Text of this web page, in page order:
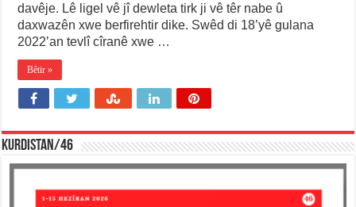
davêje. Lê ligel vê jî dewleta tirk ji vê têr nabe û
daxwazên xwe berfirehtir dike. Swêd di 18’yê gulana
2022’an tevlî cîranê xwe …
Bêtir »
KURDISTAN/46